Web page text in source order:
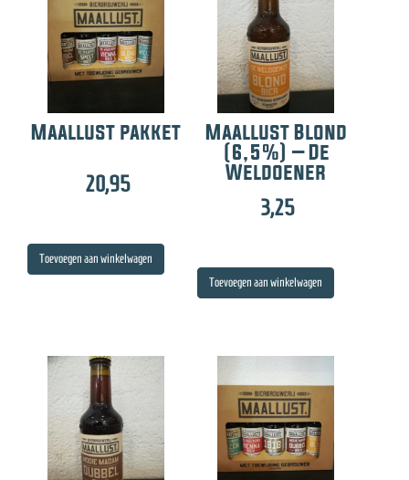
Maallust pakket
20,95
Toevoegen aan winkelwagen
Maallust Blond
(6,5%) – De
Weldoener
3,25
Toevoegen aan winkelwagen